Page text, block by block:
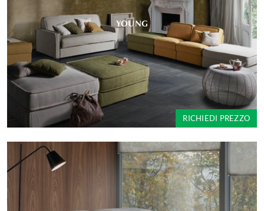
YOUNG
RICHIEDI PREZZO